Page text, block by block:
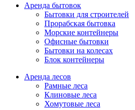
Аренда бытовок
Бытовки для строителей
Прорабская бытовка
Морские контейнеры
Офисные бытовки
Бытовки на колесах
Блок контейнеры
Аренда лесов
Рамные леса
Клиновые леса
Хомутовые леса